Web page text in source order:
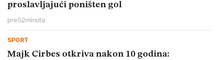
proslavljajući poništen gol
pre52minuta
SPORT
Majk Cirbes otkriva nakon 10 godina: